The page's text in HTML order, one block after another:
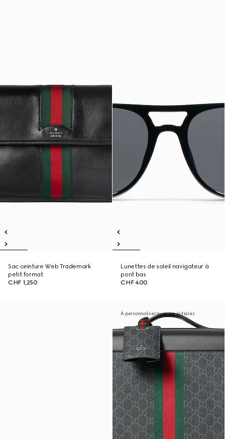
Sac ceinture Web Trademark
petit format
CHF 1,250
Lunettes de soleil navigateur à
pont bas
CHF 400
À personnaliser avec vos initiales